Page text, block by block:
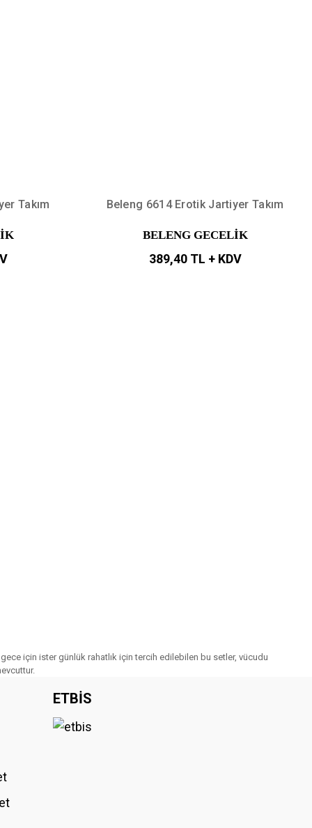
Takım Beleng 6614 Erotik Jartiyer Takım
BELENG GECELİK
389,40 TL + KDV
için ister günlük rahatlık için tercih edilebilen bu setler, vücudu
ETBİS